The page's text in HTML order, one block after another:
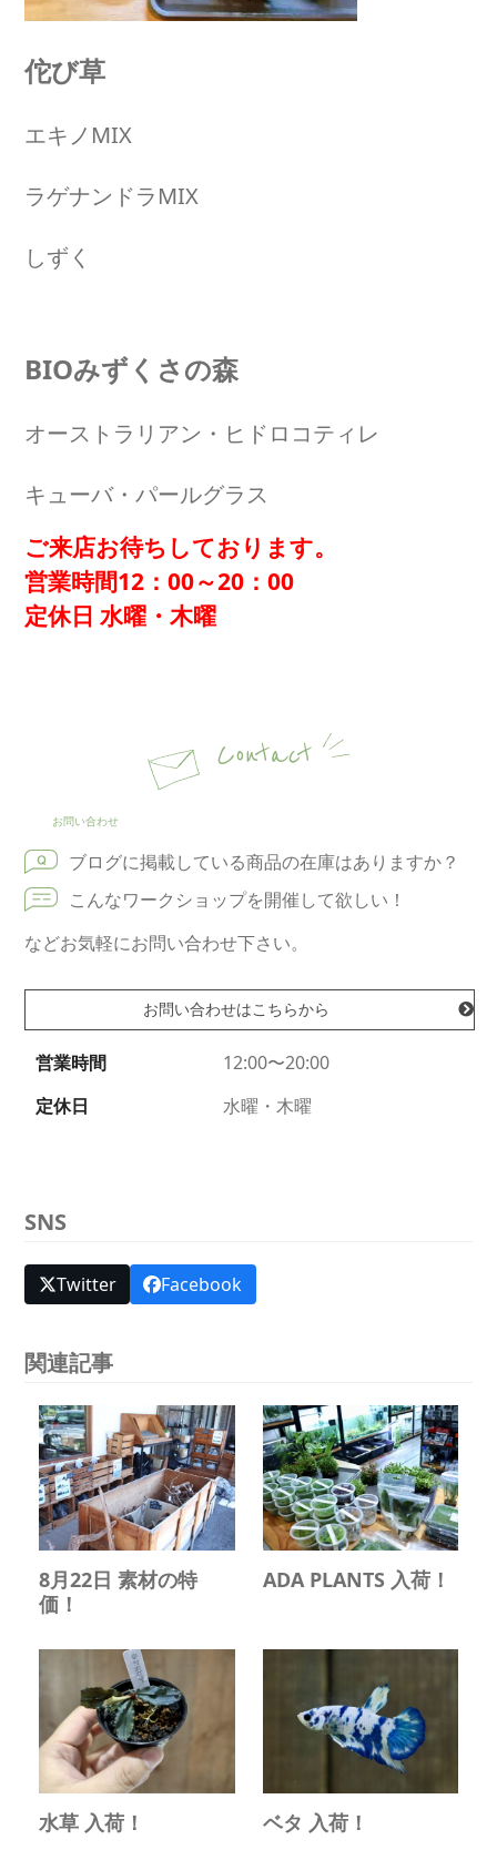
佗び草
エキノMIX
ラゲナンドラMIX
しずく
BIOみずくさの森
オーストラリアン・ヒドロコティレ
キューバ・パールグラス
ご来店お待ちしております。
営業時間12：00～20：00
定休日 水曜・木曜
Contact
お問い合わせ
ブログに掲載している商品の在庫はありますか？
こんなワークショップを開催して欲しい！
などお気軽にお問い合わせ下さい。
お問い合わせはこちらから
営業時間
12:00〜20:00
定休日
水曜・木曜
SNS
Twitter Facebook
関連記事
8月22日 素材の特
価！
ADA PLANTS 入荷！
水草 入荷！ ベタ 入荷！